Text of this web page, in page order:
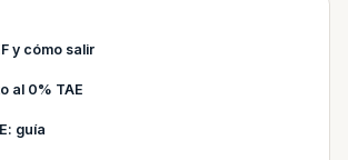
y cómo salir
al 0% TAE
guía